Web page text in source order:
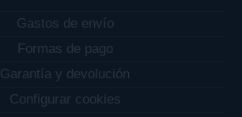
Gastos de envío
Formas de pago
Garantía y devolución
Configurar cookies